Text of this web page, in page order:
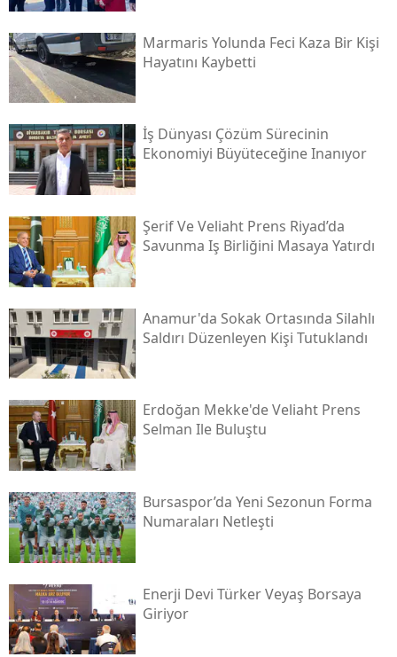
Marmaris Yolunda Feci Kaza Bir Kişi
Hayatını Kaybetti
İş Dünyası Çözüm Sürecinin
Ekonomiyi Büyüteceğine Inanıyor
Şerif Ve Veliaht Prens Riyad’da
Savunma Iş Birliğini Masaya Yatırdı
Anamur'da Sokak Ortasında Silahlı
Saldırı Düzenleyen Kişi Tutuklandı
Erdoğan Mekke'de Veliaht Prens
Selman Ile Buluştu
Bursaspor’da Yeni Sezonun Forma
Numaraları Netleşti
Enerji Devi Türker Veyaş Borsaya
Giriyor